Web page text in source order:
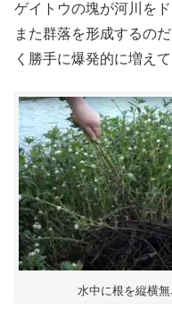
ゲイトウの塊が河川を
また群落を形成するの
く勝手に爆発的に増え
水中に根を縦横